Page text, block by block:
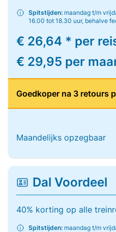
Spitstijden: maandag t/m
16.00 tot 18.30 uur, behalve
€ 26,64 * per
€ 29,95 per
Goedkoper na 3 retours
Maandelijks opzegbaar
Dal Voordeel
40% korting op alle
Spitstijden: maandag t/m